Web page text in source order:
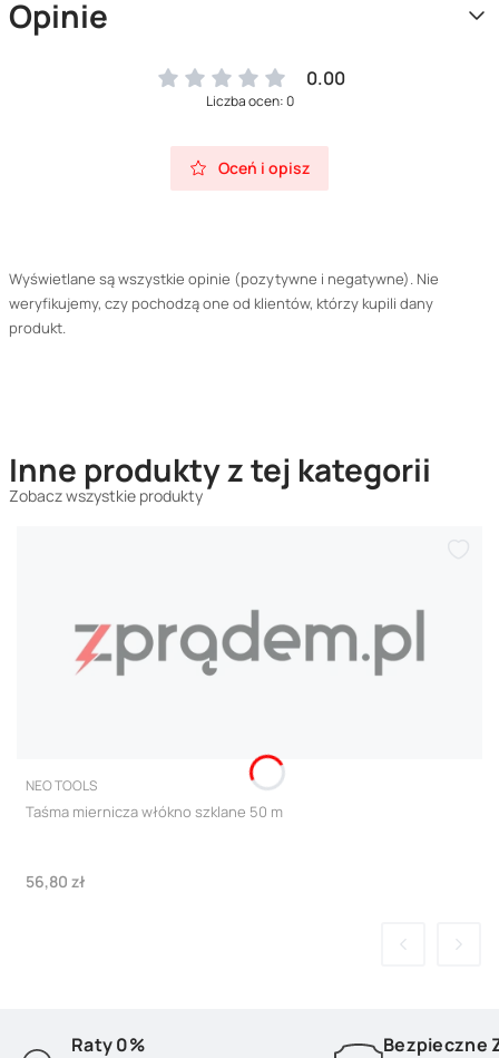
Opinie
0.00
Liczba ocen: 0
Oceń i opisz
Wyświetlane są wszystkie opinie (pozytywne i negatywne). Nie
weryfikujemy, czy pochodzą one od klientów, którzy kupili dany
produkt.
Inne produkty z tej kategorii
Zobacz wszystkie produkty
PRODUCENT
NEO TOOLS
Taśma miernicza włókno szklane 50 m
Cena
56,80 zł
Raty 0%
Bezpieczne